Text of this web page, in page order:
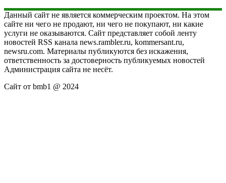
Данный сайт не является коммерческим проектом. На этом
сайте ни чего не продают, ни чего не покупают, ни какие
услуги не оказываются. Сайт представляет собой ленту
новостей RSS канала news.rambler.ru, kommersant.ru,
newsru.com. Материалы публикуются без искажения,
ответственность за достоверность публикуемых новостей
Администрация сайта не несёт.
Сайт от bmb1 @ 2024